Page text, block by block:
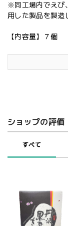
※同工場内でえび
用した製品を製造
【内容量】７個
ショップの評価
すべて